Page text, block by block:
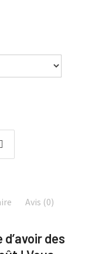
Avis (0)
des